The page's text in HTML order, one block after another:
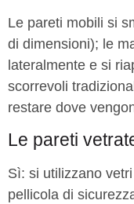
Le pareti mobili si
di dimensioni); le
lateralmente e si
scorrevoli
restare dove
Le pareti
Sì: si utilizzano
pellicola di